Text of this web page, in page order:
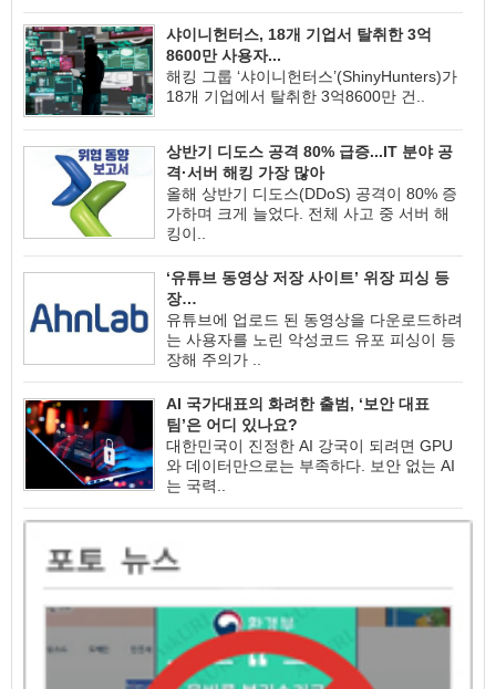
샤이니헌터스, 18개 기업서 탈취한 3억
8600만 사용자...
해킹 그룹 ‘샤이니헌터스’(ShinyHunters)가
18개 기업에서 탈취한 3억8600만 건..
상반기 디도스 공격 80% 급증...IT 분야 공
격·서버 해킹 가장 많아
올해 상반기 디도스(DDoS) 공격이 80% 증
가하며 크게 늘었다. 전체 사고 중 서버 해
킹이..
‘유튜브 동영상 저장 사이트’ 위장 피싱 등
장…
유튜브에 업로드 된 동영상을 다운로드하려
는 사용자를 노린 악성코드 유포 피싱이 등
장해 주의가 ..
AI 국가대표의 화려한 출범, ‘보안 대표
팀’은 어디 있나요?
대한민국이 진정한 AI 강국이 되려면 GPU
와 데이터만으로는 부족하다. 보안 없는 AI
는 국력..